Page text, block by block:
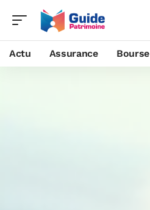
Actu Assurance Bourse